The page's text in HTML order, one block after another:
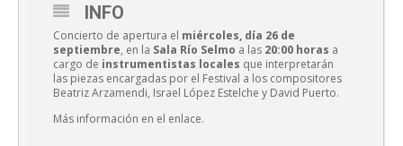
INFO
Concierto de apertura el miércoles, día 26 de
septiembre, en la Sala Río Selmo a las 20:00 horas a
cargo de instrumentistas locales que interpretarán
las piezas encargadas por el Festival a los compositores
Beatriz Arzamendi, Israel López Estelche y David Puerto.
Más información en el enlace.